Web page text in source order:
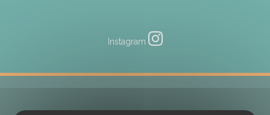
Instagram